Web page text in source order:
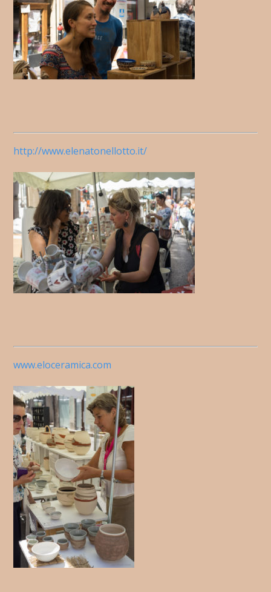
http://www.elenatonellotto.it/
www.eloceramica.com